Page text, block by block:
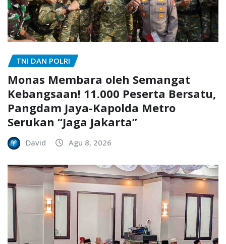
TNI DAN POLRI
Monas Membara oleh Semangat
Kebangsaan! 11.000 Peserta Bersatu,
Pangdam Jaya-Kapolda Metro
Serukan “Jaga Jakarta”
David Agu 8, 2026